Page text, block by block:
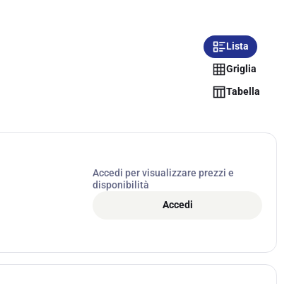
Lista
Griglia
Tabella
Accedi per visualizzare prezzi e
disponibilità
Accedi